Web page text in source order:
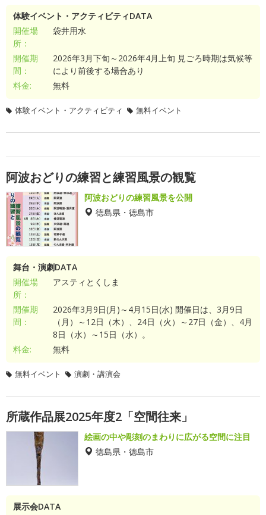
体験イベント・アクティビティDATA
開催場
所：
袋井用水
開催期
間：
2026年3月下旬～2026年4月上旬 見ごろ時期は気候等
により前後する場合あり
料金:
無料
体験イベント・アクティビティ 無料イベント
阿波おどりの練習と練習風景の観覧
阿波おどりの練習風景を公開
徳島県・徳島市
舞台・演劇DATA
開催場
所：
アスティとくしま
開催期
間：
2026年3月9日(月)～4月15日(水) 開催日は、3月9日
（月）～12日（木）、24日（火）～27日（金）、4月
8日（水）～15日（水）。
料金:
無料
無料イベント 演劇・講演会
所蔵作品展2025年度2「空間往来」
絵画の中や彫刻のまわりに広がる空間に注目
徳島県・徳島市
展示会DATA